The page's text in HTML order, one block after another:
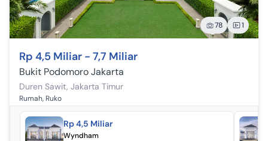
78 1
Rp 4,5 Miliar - 7,7 Miliar
Bukit Podomoro Jakarta
Duren Sawit, Jakarta Timur
Rumah, Ruko
Rp 4,5 Miliar
Wyndham